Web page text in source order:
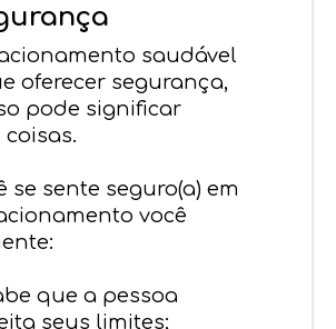
saudável
oferecer segurança,
pode significar
se sente seguro(a) em
você
que a pessoa
seus limites;